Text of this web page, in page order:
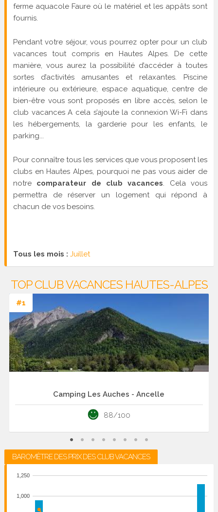
ferme aquacole Faure où le matériel et les appâts sont
fournis.
Pendant votre séjour, vous pourrez opter pour un club
vacances tout compris en Hautes Alpes. De cette
manière, vous aurez la possibilité d’accéder à toutes
sortes d’activités amusantes et relaxantes. Piscine
intérieure ou extérieure, espace aquatique, centre de
bien-être vous sont proposés en libre accès, selon le
club vacances A cela s’ajoute la connexion Wi-Fi dans
les hébergements, la garderie pour les enfants, le
parking...
Pour connaître tous les services que vous proposent les
clubs en Hautes Alpes, pourquoi ne pas vous aider de
notre comparateur de club vacances. Cela vous
permettra de réserver un logement qui répond à
chacun de vos besoins.
Tous les mois : Juillet
TOP CLUB VACANCES HAUTES-ALPES
#1
Camping Les Auches - Ancelle
88/100
BAROMÈTRE DES PRIX DES CLUB VACANCES
1,000
1,250